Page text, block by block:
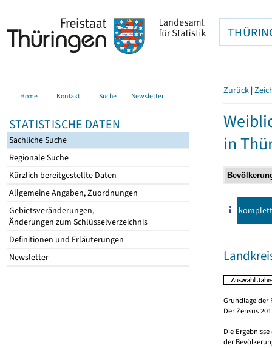
Home Kontakt Suche Newsletter
STATISTISCHE DATEN
Sachliche Suche
Regionale Suche
Kürzlich bereitgestellte Daten
Allgemeine Angaben, Zuordnungen
Gebietsveränderungen,
Änderungen zum Schlüsselverzeichnis
Definitionen und Erläuterungen
Newsletter
Zurück |
in
komplett
Grundlage der
Der Zensus
Die
der